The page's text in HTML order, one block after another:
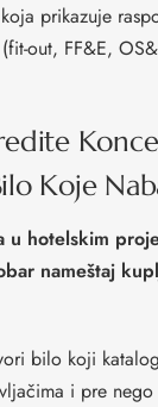
prikazuje
out, FF&E,
Koje
u hotelskim
nameštaj
bilo koji
i pre